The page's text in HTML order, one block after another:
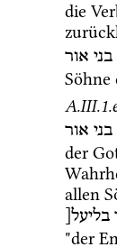
die
בני אור
Söhne
בני אור
der
allen
בליעל[
"der